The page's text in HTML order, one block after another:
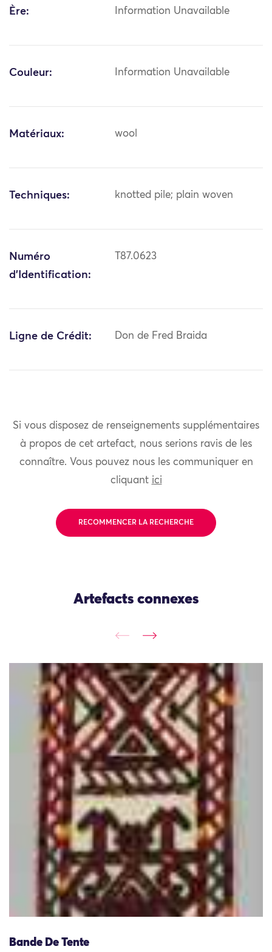
Ère: Information Unavailable
Couleur: Information Unavailable
Matériaux: wool
Techniques: knotted pile; plain woven
Numéro
d'Identification:
T87.0623
Ligne de Crédit: Don de Fred Braida
Si vous disposez de renseignements supplémentaires
à propos de cet artefact, nous serions ravis de les
connaître. Vous pouvez nous les communiquer en
cliquant ici
RECOMMENCER LA RECHERCHE
Artefacts connexes
Bande De Tente